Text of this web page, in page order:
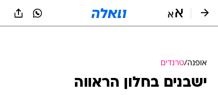
אופנה/טרנדים
ישבנים בחלון הראווה